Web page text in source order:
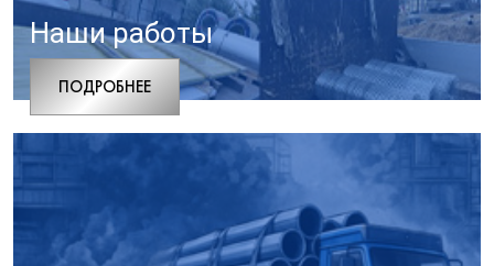
Наши работы
ПОДРОБНЕЕ